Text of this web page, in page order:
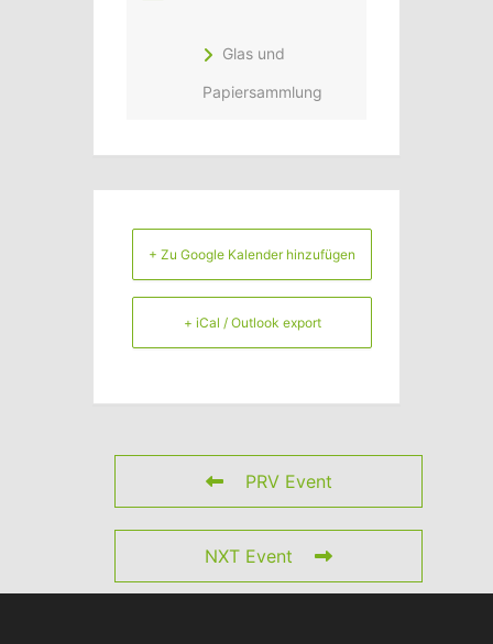
Glas und
Papiersammlung
+ Zu Google Kalender hinzufügen
+ iCal / Outlook export
PRV Event
NXT Event